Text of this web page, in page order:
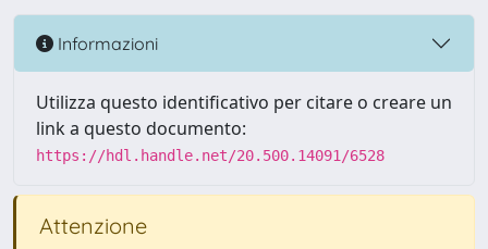
Informazioni
Utilizza questo identificativo per citare o creare un
link a questo documento:
https://hdl.handle.net/20.500.14091/6528
Attenzione